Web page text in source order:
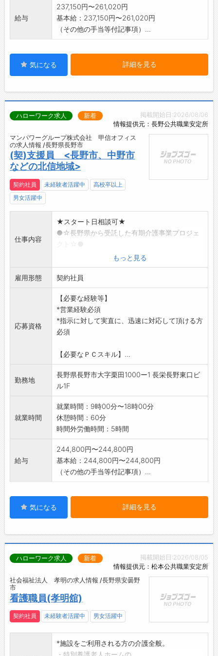
給与
237,150円〜261,020円
基本給：237,150円〜261,020円
（その他の手当等付記事項）...
気になる 詳細を見る
掲載開始日:2026/08/06
情報提供元：長野公共職業安定所
ハローワーク求人 新着
マンパワーグループ株式会社 甲信オフィス
の求人情報 /長野県長野市
(契)支援員 <長野市、中野市
などの北信地域>
契約社員 未経験者活躍中
高校卒以上
男女活躍中
仕事内容
★スタート日相談可★
●☆長野県から受託した有期介護事業プロジェ
介護のお仕事を始めたい方の後方支援業務とし
て、北信エリアを
担当して頂きます。
◇事業への参加者(介護施設への就職希望者)へ
の説明会開催・面
接
◇求職者が希望する施設の求人票獲得・介護事
業所訪問
ロー
◇決まったフォーマットへ入力など
上記、営業・企画営業・ラウンダーとして活躍
して頂けます。
(仕事の変更範囲:なし)
もっと見る
雇用形態 契約社員
応募資格
【必要な経験等】
*営業経験必須
*指示に対して実直に、迅速に対応して頂ける方
必須
【必要なＰＣスキル】...
勤務地
長野県長野市大字栗田1000ー1 長栄長野東口ビ
ル1F
就業時間
就業時間：9時00分〜18時00分
休憩時間：60分
時間外労働時間：5時間
給与
244,800円〜244,800円
基本給：244,800円〜244,800円
（その他の手当等付記事項）...
気になる 詳細を見る
掲載開始日:2026/08/05
情報提供元：松本公共職業安定所
ハローワーク求人 新着
社会福祉法人 孝明の求人情報 /長野県安曇野
市
看護職員(孝明舘)
契約社員 未経験者活躍中 男女活躍中
*施設をご利用される方の介護全般。